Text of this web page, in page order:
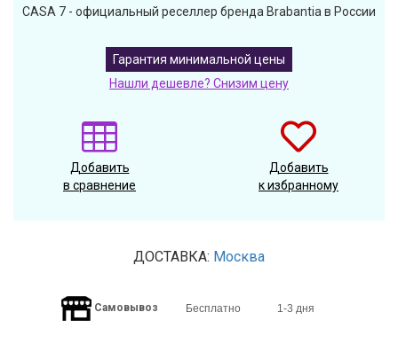
CASA 7 - официальный реселлер бренда Brabantia в России
Гарантия минимальной цены
Нашли дешевле? Снизим цену
Добавить
в сравнение
Добавить
к избранному
ДОСТАВКА: Москва
Самовывоз Бесплатно 1-3 дня